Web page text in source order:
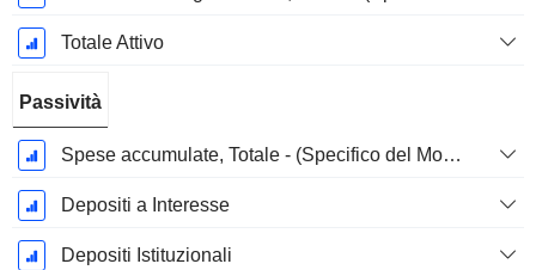
Totale Attivo
Passività
Spese accumulate, Totale - (Specifico del Modello)
Depositi a Interesse
Depositi Istituzionali